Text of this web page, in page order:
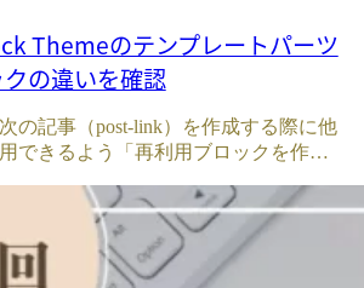
Themeのテンプレートパーツ
の違いを確認
の記事（post-link）を作成する際に他
できるよう「再利用ブロックを作…